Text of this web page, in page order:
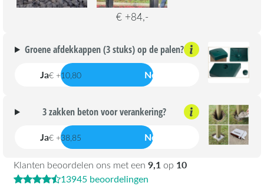
Klanten beoordelen ons met een 9,1 op 10
13945 beoordelingen
€ +84,-
Groene afdekkappen (3 stuks) op de palen?
Ja€ +10,80 Nee
3 zakken beton voor verankering?
Ja€ +38,85 Nee